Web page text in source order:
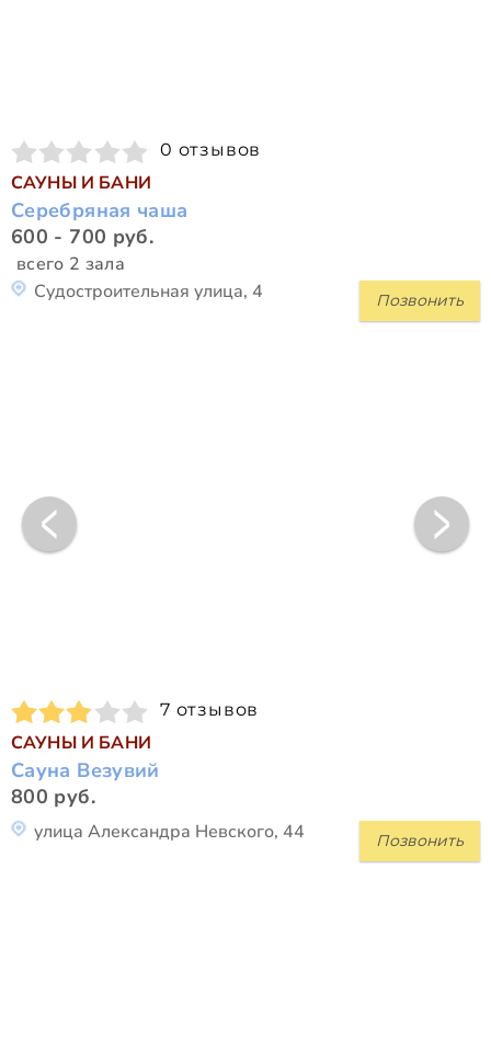
0 отзывов
САУНЫ И БАНИ
Серебряная чаша
600 - 700 руб.
всего 2 зала
Позвонить
Судостроительная улица, 4
7 отзывов
САУНЫ И БАНИ
Сауна Везувий
800 руб.
Позвонить
улица Александра Невского, 44